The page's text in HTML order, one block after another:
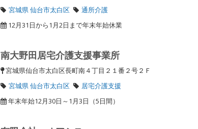
宮城県 仙台市太白区
通所介護
12月31日から1月2日まで年末年始休業
南大野田居宅介護支援事業所
宮城県仙台市太白区長町南４丁目２１番２号２Ｆ
宮城県 仙台市太白区
居宅介護支援
年末年始12月30日～1月3日（5日間）